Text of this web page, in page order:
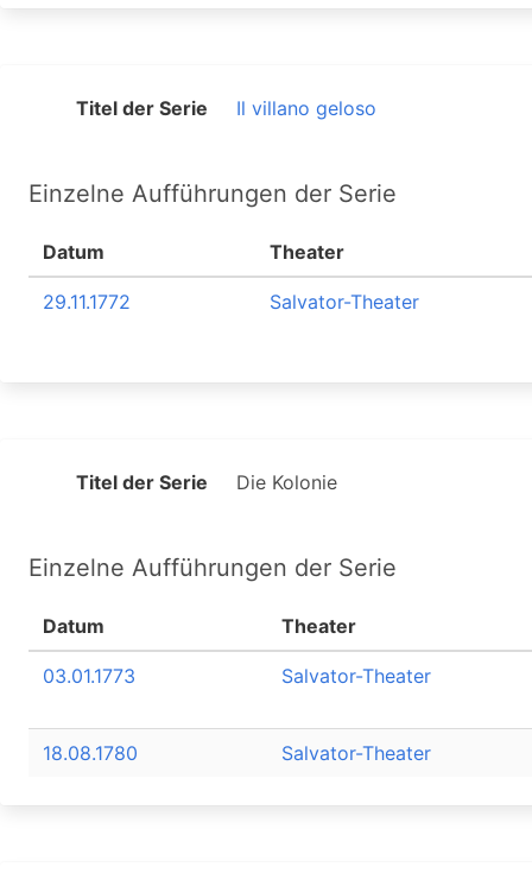
Titel der Serie Il villano geloso
Einzelne Aufführungen der Serie
Datum Theater
29.11.1772 Salvator-Theater
Titel der Serie Die Kolonie
Einzelne Aufführungen der Serie
Datum Theater
03.01.1773 Salvator-Theater
18.08.1780 Salvator-Theater